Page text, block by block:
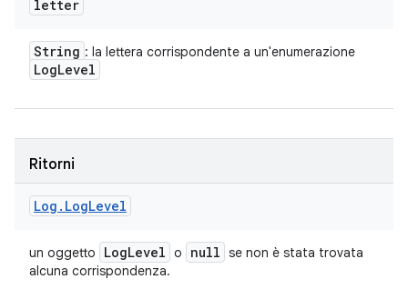
letter
String : la lettera corrispondente a un'enumerazione
LogLevel
Ritorni
Log . LogLevel
un oggetto LogLevel o null se non è stata trovata
alcuna corrispondenza.